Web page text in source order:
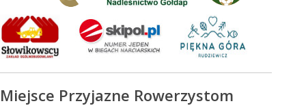
Miejsce Przyjazne Rowerzystom